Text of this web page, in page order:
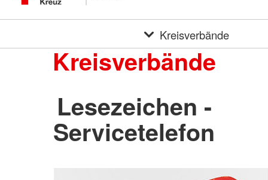
Kreisverbände
Kreisverbände
Lesezeichen -
Servicetelefon